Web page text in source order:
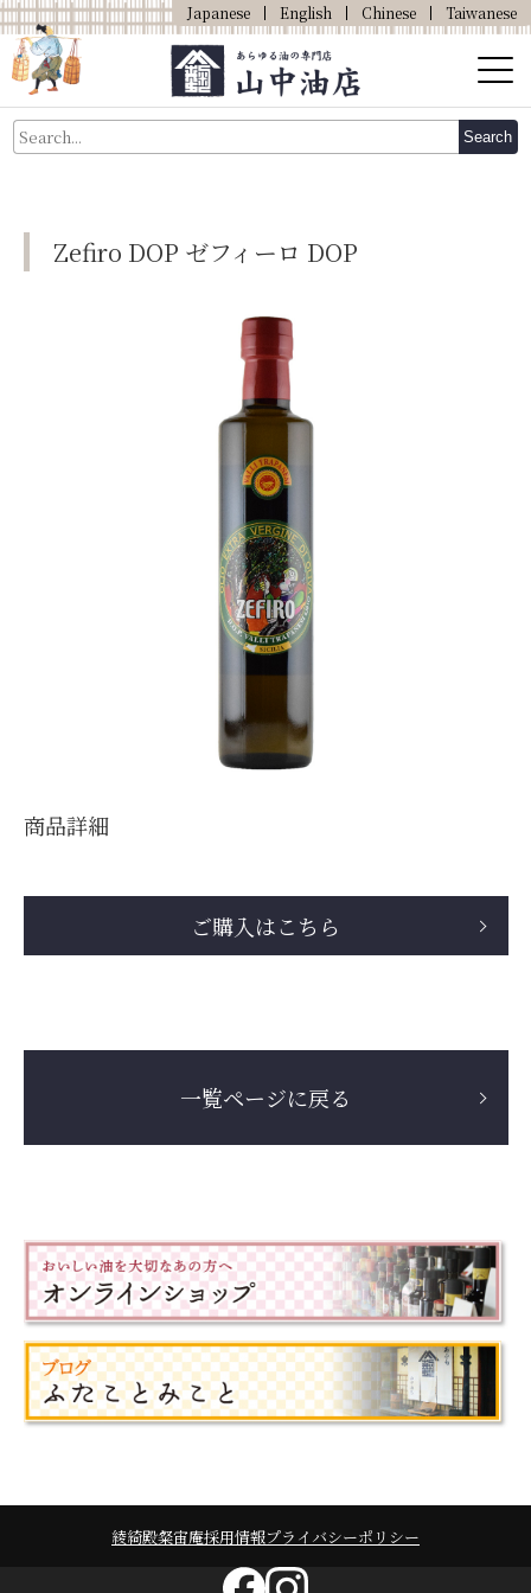
Japanese English Chinese Taiwanese
Search
About Us
Products
Zefiro DOP ゼフィーロ DOP
商品詳細
ご購入はこちら
一覧ページに戻る
綾綺殿粲宙庵採用情報プライバシーポリシー